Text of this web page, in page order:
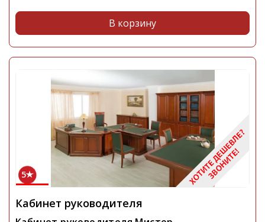
В корзину
5
Кабинет руководителя